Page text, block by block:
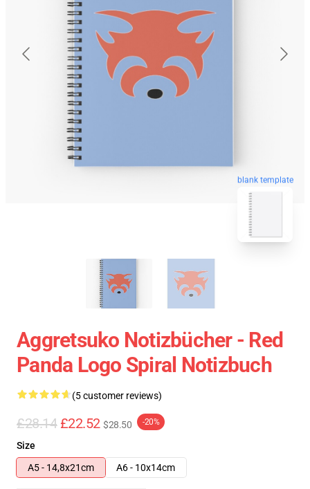
blank template
Aggretsuko Notizbücher - Red
Panda Logo Spiral Notizbuch
(5 customer reviews)
£28.14 £22.52 $28.50 -20%
Size
A5 - 14,8x21cm
A6 - 10x14cm